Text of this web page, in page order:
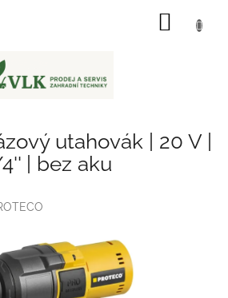
utahovák | 20 V |
| bez aku